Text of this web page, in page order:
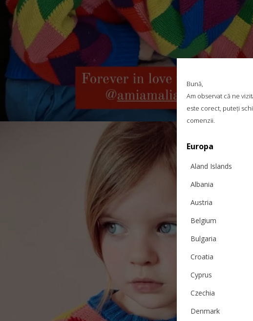
Bună,
Am observat că ne
este corect, puteți
comenzii.
Europa
Aland Islands
Albania
Austria
Belgium
Bulgaria
Croatia
Cyprus
Czechia
Denmark